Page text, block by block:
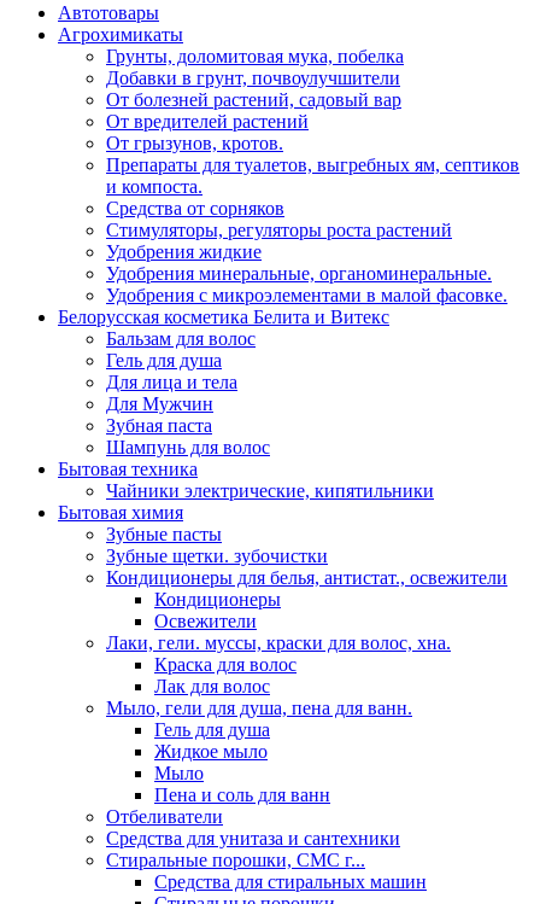
Автотовары
Агрохимикаты
Грунты, доломитовая мука, побелка
Добавки в грунт, почвоулучшители
От болезней растений, садовый вар
От вредителей растений
От грызунов, кротов.
Препараты для туалетов, выгребных ям, септиков
и компоста.
Средства от сорняков
Стимуляторы, регуляторы роста растений
Удобрения жидкие
Удобрения минеральные, органоминеральные.
Удобрения с микроэлементами в малой фасовке.
Белорусская косметика Белита и Витекс
Бальзам для волос
Гель для душа
Для лица и тела
Для Мужчин
Зубная паста
Шампунь для волос
Бытовая техника
Чайники электрические, кипятильники
Бытовая химия
Зубные пасты
Зубные щетки. зубочистки
Кондиционеры для белья, антистат., освежители
Кондиционеры
Освежители
Лаки, гели. муссы, краски для волос, хна.
Краска для волос
Лак для волос
Мыло, гели для душа, пена для ванн.
Гель для душа
Жидкое мыло
Мыло
Пена и соль для ванн
Отбеливатели
Средства для унитаза и сантехники
Стиральные порошки, СМС г...
Средства для стиральных машин